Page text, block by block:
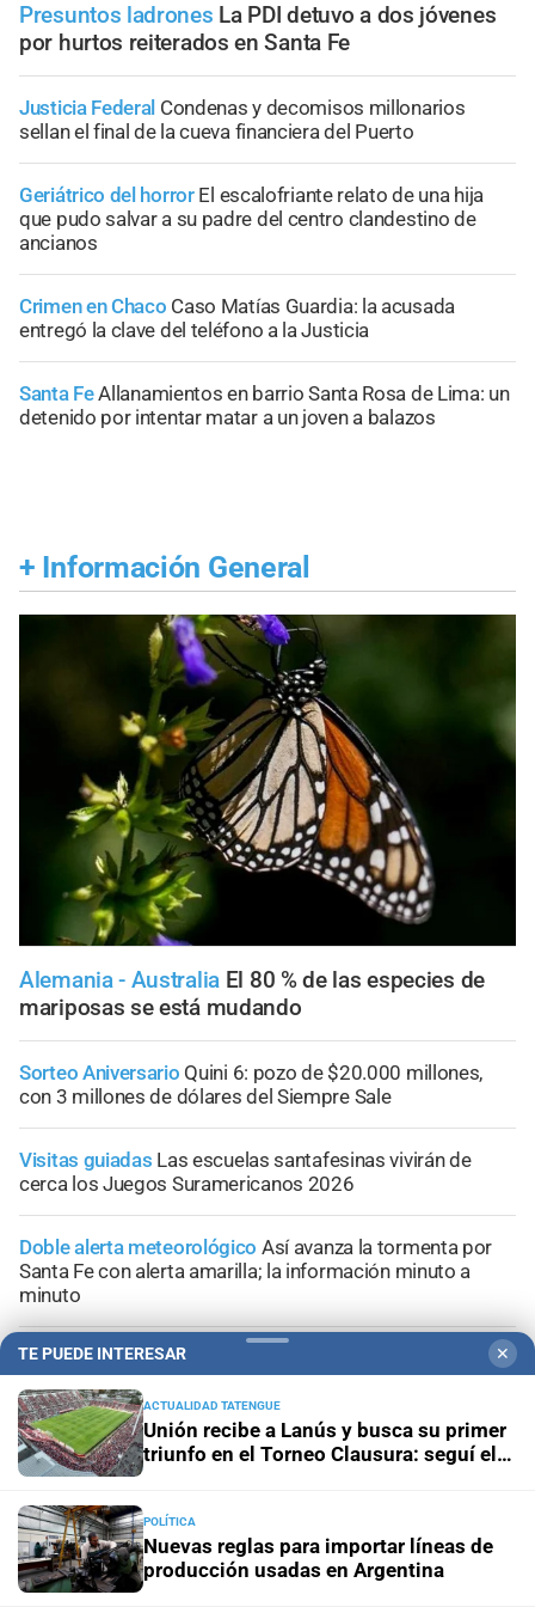
Presuntos ladrones La PDI detuvo a dos jóvenes
por hurtos reiterados en Santa Fe
Justicia Federal Condenas y decomisos millonarios
sellan el final de la cueva financiera del Puerto
Geriátrico del horror El escalofriante relato de una hija
que pudo salvar a su padre del centro clandestino de
ancianos
Crimen en Chaco Caso Matías Guardia: la acusada
entregó la clave del teléfono a la Justicia
Santa FeAllanamientos en barrio Santa Rosa de Lima: un
detenido por intentar matar a un joven a balazos
+ Información General
Alemania - Australia El 80 % de las especies de
mariposas se está mudando
Sorteo Aniversario Quini 6: pozo de $20.000 millones,
con 3 millones de dólares del Siempre Sale
Visitas guiadas Las escuelas santafesinas vivirán de
cerca los Juegos Suramericanos 2026
Doble alerta meteorológico Así avanza la tormenta por
Santa Fe con alerta amarilla; la información minuto a
minuto
Vigentes hasta el 12 de agosto
Mirá las ofertas en Alvear
Supermercados
TE PUEDE INTERESAR ✕
ACTUALIDAD TATENGUE
Unión recibe a Lanús y busca su primer
triunfo en el Torneo Clausura: seguí el
POLÍTICA
Nuevas reglas para importar líneas de
producción usadas en Argentina